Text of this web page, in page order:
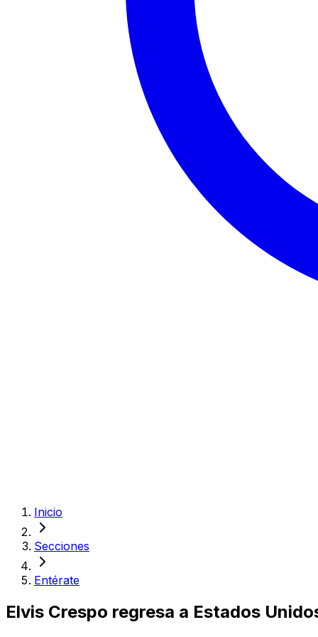
Inicio
Secciones
Entérate
Elvis Crespo regresa a Estados